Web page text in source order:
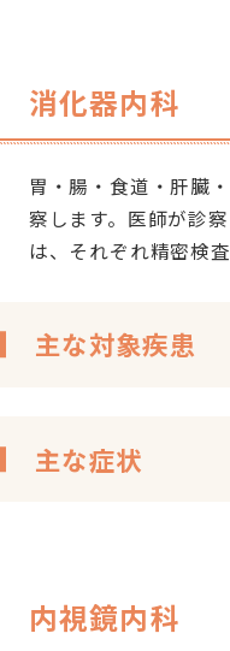
消化器内科
胃・腸・食道・肝臓
察します。医師が診
は、それぞれ精密検
主な対象疾患
主な症状
内視鏡内科